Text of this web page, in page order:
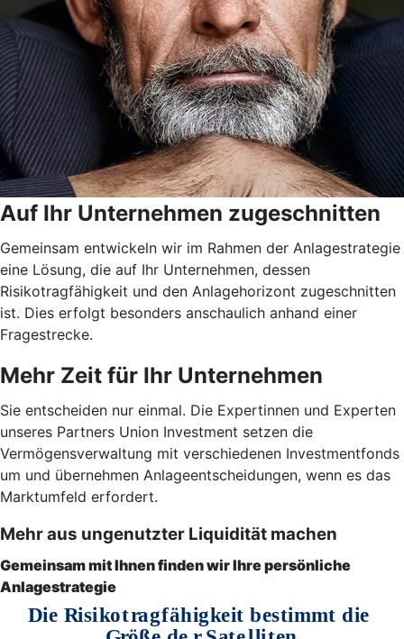
Auf Ihr Unternehmen zugeschnitten
Gemeinsam entwickeln wir im Rahmen der Anlagestrategie
eine Lösung, die auf Ihr Unternehmen, dessen
Risikotragfähigkeit und den Anlagehorizont zugeschnitten
ist. Dies erfolgt besonders anschaulich anhand einer
Fragestrecke.
Mehr Zeit für Ihr Unternehmen
Sie entscheiden nur einmal. Die Expertinnen und Experten
unseres Partners Union Investment setzen die
Vermögensverwaltung mit verschiedenen Investmentfonds
um und übernehmen Anlageentscheidungen, wenn es das
Marktumfeld erfordert.
Mehr aus ungenutzter Liquidität machen
Gemeinsam mit Ihnen finden wir Ihre persönliche
Anlagestrategie